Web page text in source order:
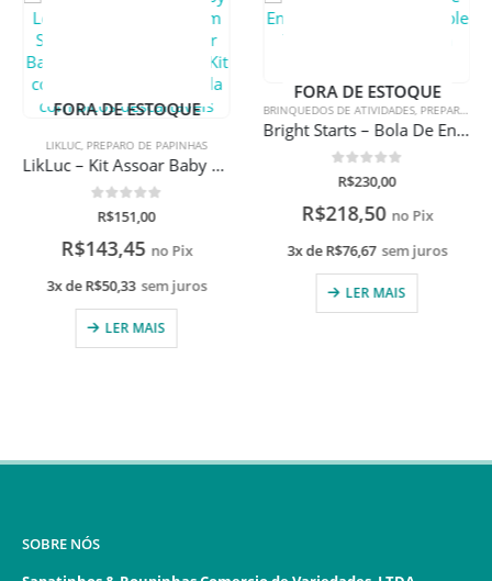
FORA DE ESTOQUE
LIKLUC, PREPARO DE PAPINHAS
LikLuc – Kit Assoar Baby Lenços Umedecidos com Solução salina + Aspirar Baby Aspirador Nasal + Kit conveniência com cartela com bicos descartáveis
de 5
R$151,00
R$143,45 no Pix
3x deR$50,33 sem juros
LER MAIS
FORA DE ESTOQUE
BRINQUEDOS DE ATIVIDADES, PREPARO DE PAPINHAS
Bright Starts – Bola De Engatinhar Wooble Bobble Treme Treme Colorida
de 5
R$230,00
R$218,50 no Pix
3x deR$76,67 sem juros
LER MAIS
SOBRE NÓS
Sapatinhos & Roupinhas Comercio de Variedades LTDA